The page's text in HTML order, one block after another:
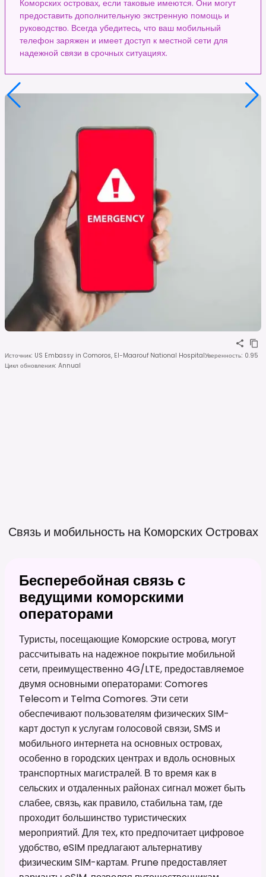
Коморских островах, если таковые имеются. Они могут
предоставить дополнительную экстренную помощь и
руководство. Всегда убедитесь, что ваш мобильный
телефон заряжен и имеет доступ к местной сети для
надежной связи в срочных ситуациях.
Источник: US Embassy in Comoros, El-Maarouf National HospitalУверенность: 0.95
Цикл обновления: Annual
Связь и мобильность на Коморских Островах
Бесперебойная связь с
ведущими коморскими
операторами
Туристы, посещающие Коморские острова, могут
рассчитывать на надежное покрытие мобильной
сети, преимущественно 4G/LTE, предоставляемое
двумя основными операторами: Comores
Telecom и Telma Comores. Эти сети
обеспечивают пользователям физических SIM-
карт доступ к услугам голосовой связи, SMS и
мобильного интернета на основных островах,
особенно в городских центрах и вдоль основных
транспортных магистралей. В то время как в
сельских и отдаленных районах сигнал может быть
слабее, связь, как правило, стабильна там, где
проходит большинство туристических
мероприятий. Для тех, кто предпочитает цифровое
удобство, eSIM предлагают альтернативу
физическим SIM-картам. Prune предоставляет